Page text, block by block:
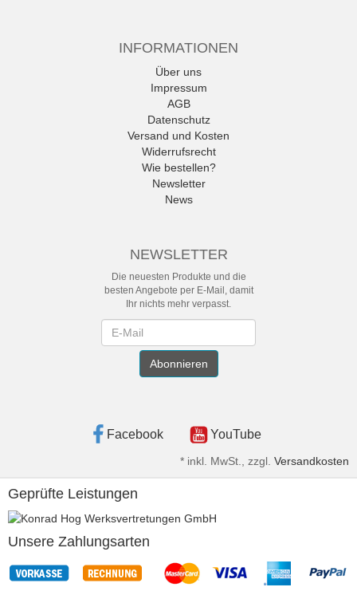
INFORMATIONEN
Über uns
Impressum
AGB
Datenschutz
Versand und Kosten
Widerrufsrecht
Wie bestellen?
Newsletter
News
NEWSLETTER
Die neuesten Produkte und die
besten Angebote per E-Mail, damit
Ihr nichts mehr verpasst.
Abonnieren
Facebook YouTube
* inkl. MwSt., zzgl. Versandkosten
Geprüfte Leistungen
Unsere Zahlungsarten